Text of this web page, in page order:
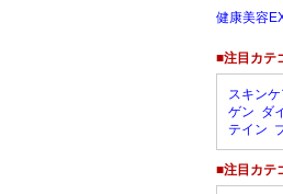
健康美容
■注目カテ
スキンケ
ゲン ダ
テイン
■注目カテ